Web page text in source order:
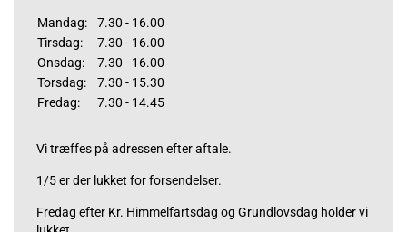
Mandag:
7.30 - 16.00
Tirsdag:
7.30 - 16.00
Onsdag:
7.30 - 16.00
Torsdag:
7.30 - 15.30
Fredag:
7.30 - 14.45
Vi træffes på adressen efter aftale.
1/5 er der lukket for forsendelser.
Fredag efter Kr. Himmelfartsdag og Grundlovsdag holder vi